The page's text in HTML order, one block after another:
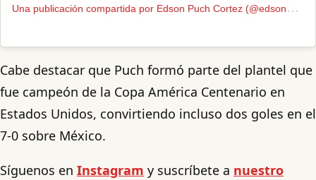
U
na publicación compartida por Edson Puch Cortez (@edsonpuch)
Cabe destacar que Puch formó parte del plantel que
fue campeón de la Copa América Centenario en
Estados Unidos, convirtiendo incluso dos goles en el
7-0 sobre México.
Síguenos en Instagram y suscríbete a nuestro